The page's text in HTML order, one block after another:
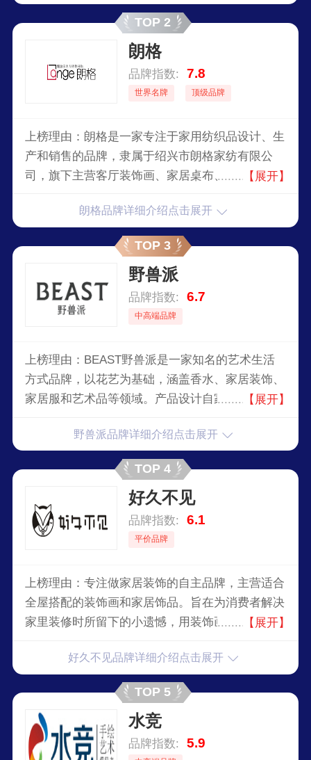
TOP 2
朗格
品牌指数: 7.8
世界名牌 顶级品牌
上榜理由：朗格是一家专注于家用纺织品设计、生
产和销售的品牌，隶属于绍兴市朗格家纺有限公
司，旗下主营客厅装饰画、家居桌布、沙发垫、家
纺产品，通过不断创新和提升服务质量，为更多家
庭带来温馨舒适的家居生活享受。
【展开】
朗格品牌详细介绍点击展开
TOP 3
野兽派
品牌指数: 6.7
中高端品牌
上榜理由：BEAST野兽派是一家知名的艺术生活
方式品牌，以花艺为基础，涵盖香水、家居装饰、
家居服和艺术品等领域。产品设计自家制作，也搜
灵魂。影响着中国新一代的生活方式。
【展开】
野兽派品牌详细介绍点击展开
TOP 4
好久不见
品牌指数: 6.1
平价品牌
上榜理由：专注做家居装饰的自主品牌，主营适合
全屋搭配的装饰画和家居饰品。旨在为消费者解决
家里装修时所留下的小遗憾，用装饰画赋予空间和
来灵性和美感。
【展开】
好久不见品牌详细介绍点击展开
TOP 5
水竞
品牌指数: 5.9